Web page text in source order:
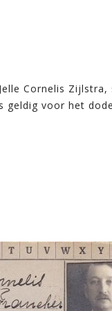
Cornelis
geldig voor het